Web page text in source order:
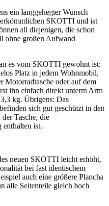
ein langgehegter Wunsch
SKOTTI und ist
all diejenigen, die schon
ohne großen Aufwand
es vom SKOTTI gewohnt ist:
Platz in jedem Wohnmobil,
Motorradtasche oder auf dem
ihn einfach direkt unterm Arm
kg. Übrigens: Das
sich gut geschützt in den
Tasche, die
enthalten ist.
neuen SKOTTI leicht erhöht,
bei fast identischem
auch eine größere Plancha
alle Seitenteile gleich hoch